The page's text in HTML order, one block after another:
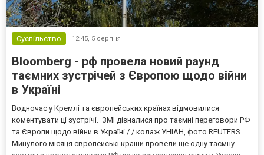
Суспільство 12:45, 5 серпня
Bloomberg - рф провела новий раунд
таємних зустрічей з Європою щодо війни
в Україні
Водночас у Кремлі та європейських країнах відмовилися
коментувати ці зустрічі. ЗМІ дізналися про таємні переговори РФ
та Європи щодо війни в Україні / / колаж УНІАН, фото REUTERS
Минулого місяця європейські країни провели ще одну таємну